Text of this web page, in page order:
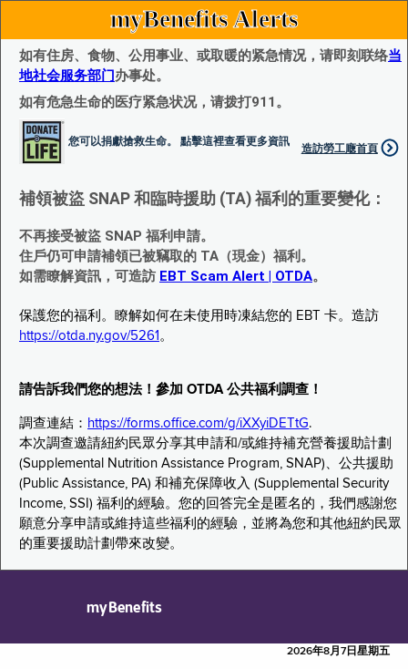
myBenefits Alerts
如有住房、食物、公用事业、或取暖的紧急情况，请即刻联络当
地社会服务部门办事处。
如有危急生命的医疗紧急状况，请拨打911。
您可以捐獻搶救生命。 點擊這裡查看更多資訊
造訪勞工廰首頁
補領被盜 SNAP 和臨時援助 (TA) 福利的重要變化：
不再接受被盜 SNAP 福利申請。
住戶仍可申請補領已被竊取的 TA（現金）福利。
如需瞭解資訊，可造訪 EBT Scam Alert | OTDA。
保護您的福利。瞭解如何在未使用時凍結您的 EBT 卡。造訪
https://otda.ny.gov/5261 。
請告訴我們您的想法！參加 OTDA 公共福利調查！
調查連結： https://forms.office.com/g/iXXyiDETtG.
本次調查邀請紐約民眾分享其申請和/或維持補充營養援助計劃
(Supplemental Nutrition Assistance Program, SNAP)、公共援助
(Public Assistance, PA) 和補充保障收入 (Supplemental Security
Income, SSI) 福利的經驗。您的回答完全是匿名的，我們感謝您
願意分享申請或維持這些福利的經驗，並將為您和其他紐約民眾
的重要援助計劃帶來改變。
myBenefits
2026年8月7日星期五